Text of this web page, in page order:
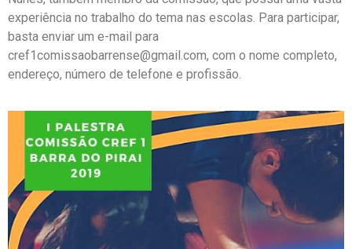
experiência no trabalho do tema nas escolas. Para participar,
basta enviar um e-mail para
cref1comissaobarrense@gmail.com, com o nome completo,
endereço, número de telefone e profissão.